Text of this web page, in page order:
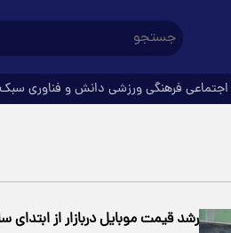
اجتماعی فرهنگیورزشی دانش و فناوری سبک
رشد قیمت موبایل دربازار از ابتدای